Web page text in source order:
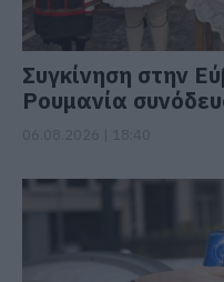
Συγκίνηση στην
Ρουμανία